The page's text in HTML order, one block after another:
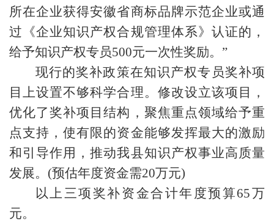
所在企业获得安徽省商标品牌示范企业或通
过《企业知识产权合规管理体系》认证的，
给予知识产权专员500元一次性奖励。”
现行的奖补政策在知识产权专员奖补项
目上设置不够科学合理。修改设立该项目，
优化了奖补项目结构，聚焦重点领域给予重
点支持，使有限的资金能够发挥最大的激励
和引导作用，推动我县知识产权事业高质量
发展。(预估年度资金需20万元)
以上三项奖补资金合计年度预算65万
元。